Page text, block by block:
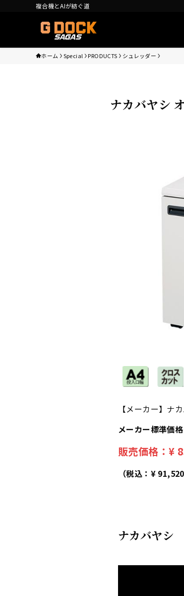
複合機とAIが紡ぐ道
ホーム Special PRODUCTS シュレッダー
ナカバヤシ
【メーカー】ナ
メーカー標準価
販売価格：¥
（税込：¥ 91,520
ナカバヤシ